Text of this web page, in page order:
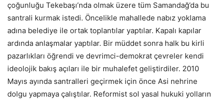
çoğunluğu Tekebaşı’nda olmak üzere tüm Samandağ’da bu
santrali kurmak istedi. Öncelikle mahallede nabız yoklama
adına belediye ile ortak toplantılar yaptılar. Kapalı kapılar
ardında anlaşmalar yaptılar. Bir müddet sonra halk bu kirli
pazarlıkları öğrendi ve devrimci-demokrat çevreler kendi
ideolojik bakış açıları ile bir muhalefet geliştirdiler. 2010
Mayıs ayında santralleri geçirmek için önce Asi nehrine
dolgu yapmaya çalıştılar. Reformist sol yasal hukuki yolların